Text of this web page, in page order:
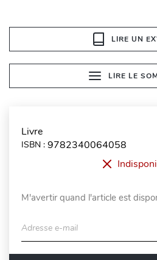
LIRE UN
LIRE LE
Livre
ISBN : 9782340064058
M'avertir quand l'article est
Adresse e-mail